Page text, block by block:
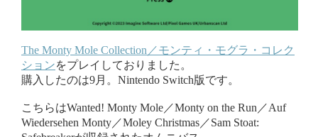
The Monty Mole Collection／モンティ・モグラ・コレク
ションをプレイしておりました。
購入したのは9月。Nintendo Switch版です。
こちらはWanted! Monty Mole／Monty on the Run／Auf
Wiedersehen Monty／Moley Christmas／Sam Stoat: